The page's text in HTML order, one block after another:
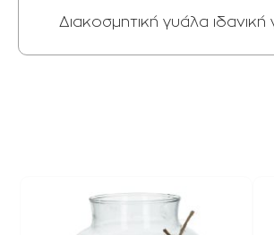
Διακοσμητική γυάλα